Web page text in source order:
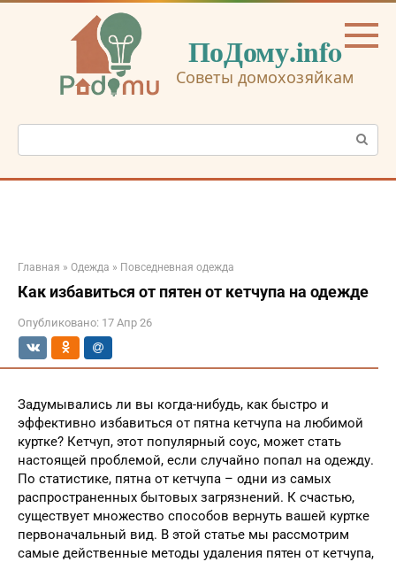
Перейти
ПоДому.info
Советы домохозяйкам
Поиск:
Главная » Одежда » Повседневная одежда
Как избавиться от пятен от кетчупа на одежде
Опубликовано: 17 Апр 26
Задумывались ли вы когда-нибудь, как быстро и
эффективно избавиться от пятна кетчупа на любимой
куртке? Кетчуп, этот популярный соус, может стать
настоящей проблемой, если случайно попал на одежду.
По статистике, пятна от кетчупа – одни из самых
распространенных бытовых загрязнений. К счастью,
существует множество способов вернуть вашей куртке
первоначальный вид. В этой статье мы рассмотрим
самые действенные методы удаления пятен от кетчупа,